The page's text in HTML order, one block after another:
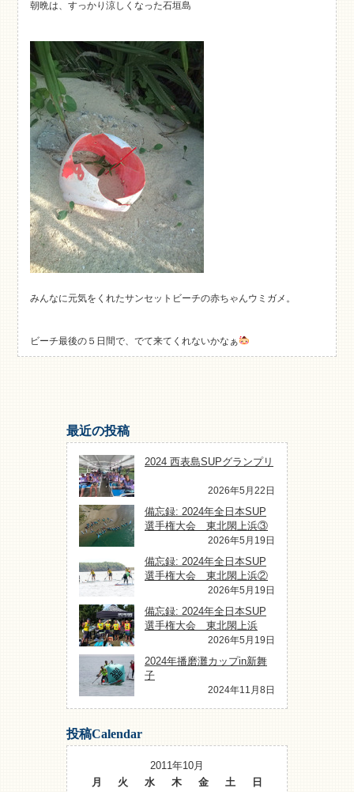
朝晩は、すっかり涼しくなった石垣島
みんなに元気をくれたサンセットビーチの赤ちゃんウミガメ。
ビーチ最後の５日間で、でて来てくれないかなぁ
最近の投稿
2024 西表島SUPグランプリ
2026年5月22日
備忘録: 2024年全日本SUP
選手権大会 東北閖上浜③
2026年5月19日
備忘録: 2024年全日本SUP
選手権大会 東北閖上浜②
2026年5月19日
備忘録: 2024年全日本SUP
選手権大会 東北閖上浜
2026年5月19日
2024年播磨灘カップin新舞
子
2024年11月8日
投稿Calendar
2011年10月
月
火 水 木 金 土
日